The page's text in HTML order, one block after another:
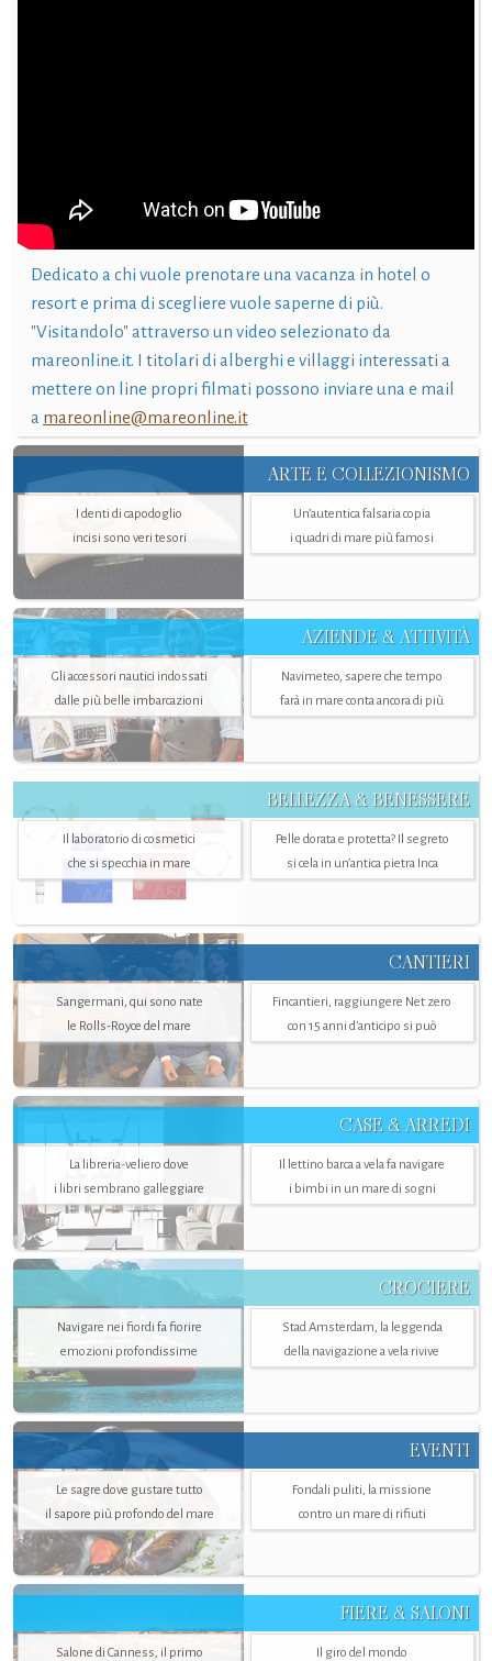
Dedicato a chi vuole prenotare una vacanza in hotel o
resort e prima di scegliere vuole saperne di più.
"Visitandolo" attraverso un video selezionato da
mareonline.it. I titolari di alberghi e villaggi interessati a
mettere on line propri filmati possono inviare una e mail
a mareonline@mareonline.it
ARTE E COLLEZIONISMO
I denti di capodoglio
incisi sono veri tesori
Un’autentica falsaria copia
i quadri di mare più famosi
AZIENDE & ATTIVITÀ
Gli accessori nautici indossati
dalle più belle imbarcazioni
Navimeteo, sapere che tempo
farà in mare conta ancora di più
BELLEZZA & BENESSERE
Il laboratorio di cosmetici
che si specchia in mare
Pelle dorata e protetta? Il segreto
si cela in un’antica pietra Inca
CANTIERI
Sangermani, qui sono nate
le Rolls-Royce del mare
Fincantieri, raggiungere Net zero
con 15 anni d'anticipo si può
CASE & ARREDI
La libreria-veliero dove
i libri sembrano galleggiare
Il lettino barca a vela fa navigare
i bimbi in un mare di sogni
CROCIERE
Navigare nei fiordi fa fiorire
emozioni profondissime
Stad Amsterdam, la leggenda
della navigazione a vela rivive
EVENTI
Le sagre dove gustare tutto
il sapore più profondo del mare
Fondali puliti, la missione
contro un mare di rifiuti
FIERE & SALONI
Salone di Canness, il primo
Il giro del mondo